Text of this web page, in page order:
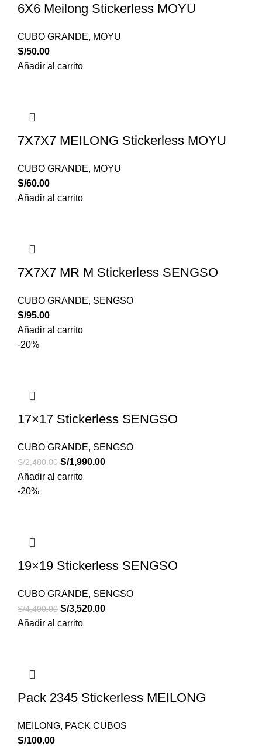
6X6 Meilong Stickerless MOYU
CUBO GRANDE, MOYU
S/50.00
Añadir al carrito
7X7X7 MEILONG Stickerless MOYU
CUBO GRANDE, MOYU
S/60.00
Añadir al carrito
7X7X7 MR M Stickerless SENGSO
CUBO GRANDE, SENGSO
S/95.00
Añadir al carrito
-20%
17×17 Stickerless SENGSO
CUBO GRANDE, SENGSO
S/2,480.00 S/1,990.00
Añadir al carrito
-20%
19×19 Stickerless SENGSO
CUBO GRANDE, SENGSO
S/4,400.00 S/3,520.00
Añadir al carrito
Pack 2345 Stickerless MEILONG
MEILONG, PACK CUBOS
S/100.00